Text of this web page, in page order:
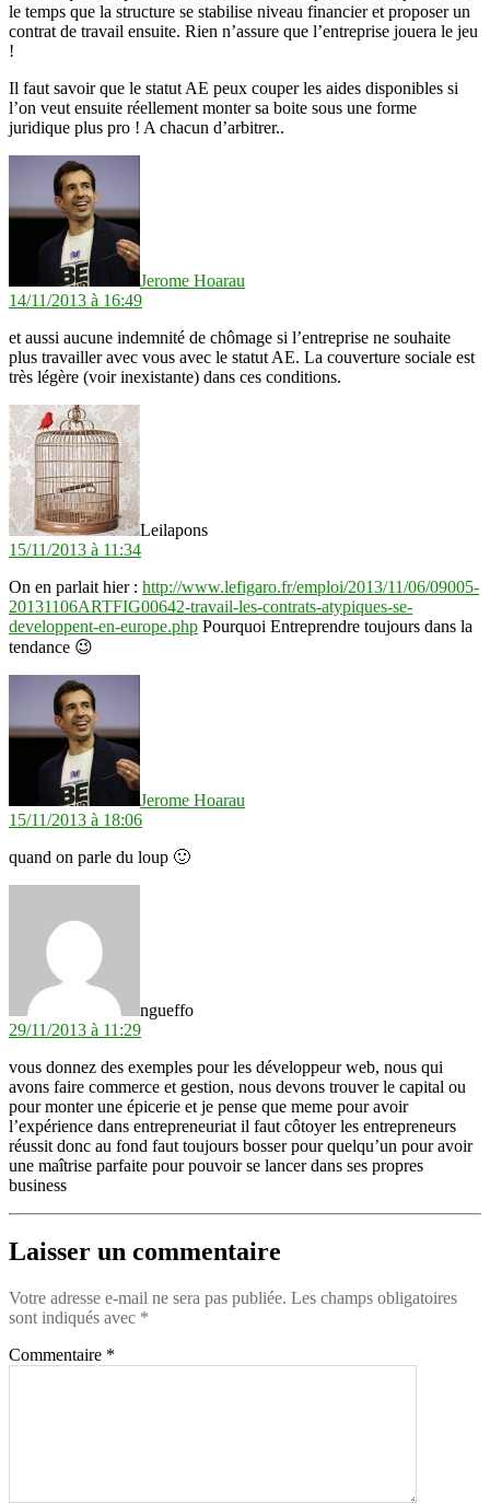
le temps que la structure se stabilise niveau financier et proposer un
contrat de travail ensuite. Rien n’assure que l’entreprise jouera le jeu
!
Il faut savoir que le statut AE peux couper les aides disponibles si
l’on veut ensuite réellement monter sa boite sous une forme
juridique plus pro ! A chacun d’arbitrer..
Jerome Hoarau
14/11/2013 à 16:49
et aussi aucune indemnité de chômage si l’entreprise ne souhaite
plus travailler avec vous avec le statut AE. La couverture sociale est
très légère (voir inexistante) dans ces conditions.
Leilapons
15/11/2013 à 11:34
On en parlait hier : http://www.lefigaro.fr/emploi/2013/11/06/09005-
20131106ARTFIG00642-travail-les-contrats-atypiques-se-
developpent-en-europe.php Pourquoi Entreprendre toujours dans la
tendance 😉
Jerome Hoarau
15/11/2013 à 18:06
quand on parle du loup 🙂
ngueffo
29/11/2013 à 11:29
vous donnez des exemples pour les développeur web, nous qui
avons faire commerce et gestion, nous devons trouver le capital ou
pour monter une épicerie et je pense que meme pour avoir
l’expérience dans entrepreneuriat il faut côtoyer les entrepreneurs
réussit donc au fond faut toujours bosser pour quelqu’un pour avoir
une maîtrise parfaite pour pouvoir se lancer dans ses propres
business
Laisser un commentaire
Votre adresse e-mail ne sera pas publiée. Les champs obligatoires
sont indiqués avec *
Commentaire *